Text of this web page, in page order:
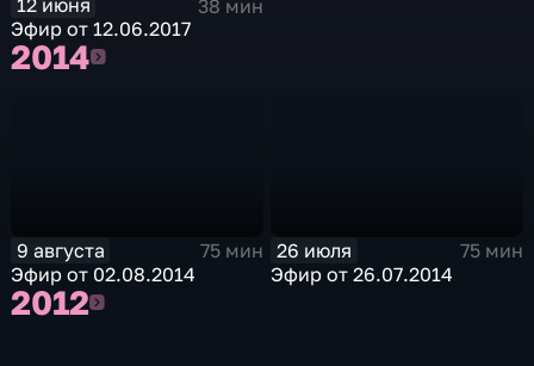
38 мин
Эфир от 12.06.2017
20142014
9 августа
75 мин
Эфир от 02.08.2014
26 июля
75 мин
Эфир от 26.07.2014
20122012